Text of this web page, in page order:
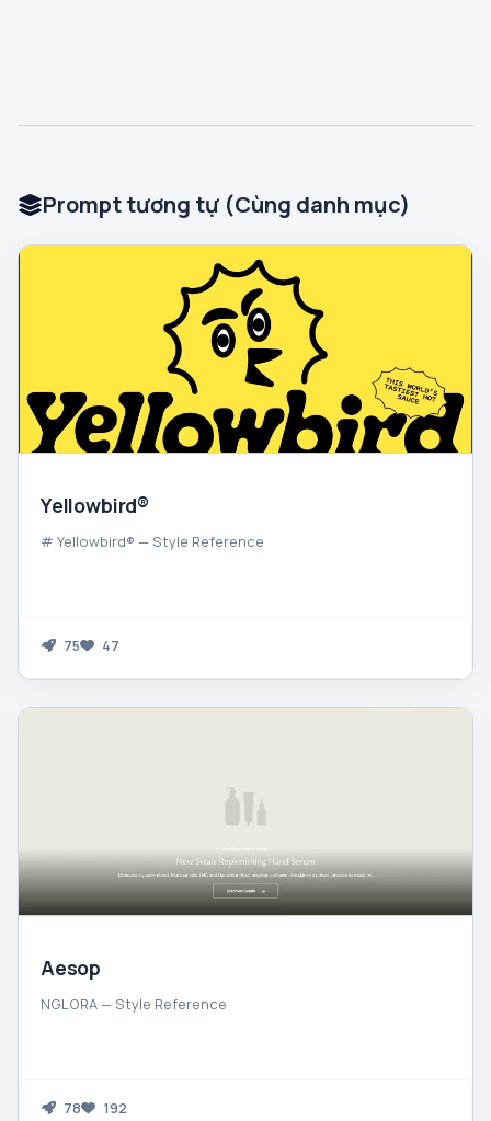
Prompt tương tự (Cùng danh mục)
Yellowbird®
# Yellowbird® — Style Reference
75 47
Aesop
NGLORA — Style Reference
78 192